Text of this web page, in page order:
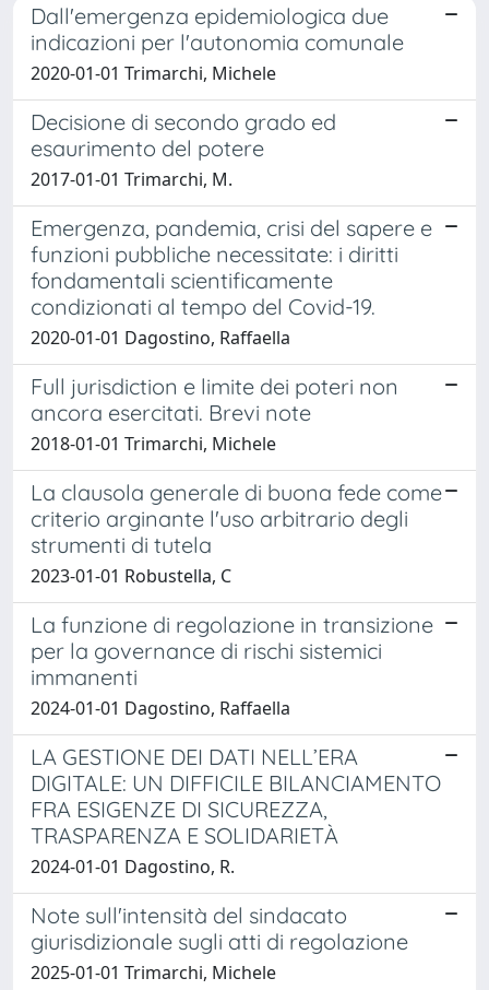
Dall'emergenza epidemiologica due
indicazioni per l'autonomia comunale
2020-01-01 Trimarchi, Michele
Decisione di secondo grado ed
esaurimento del potere
2017-01-01 Trimarchi, M.
Emergenza, pandemia, crisi del sapere e
funzioni pubbliche necessitate: i diritti
fondamentali scientificamente
condizionati al tempo del Covid-19.
2020-01-01 Dagostino, Raffaella
Full jurisdiction e limite dei poteri non
ancora esercitati. Brevi note
2018-01-01 Trimarchi, Michele
La clausola generale di buona fede come
criterio arginante l'uso arbitrario degli
strumenti di tutela
2023-01-01 Robustella, C
La funzione di regolazione in transizione
per la governance di rischi sistemici
immanenti
2024-01-01 Dagostino, Raffaella
LA GESTIONE DEI DATI NELL’ERA
DIGITALE: UN DIFFICILE BILANCIAMENTO
FRA ESIGENZE DI SICUREZZA,
TRASPARENZA E SOLIDARIETÀ
2024-01-01 Dagostino, R.
Note sull'intensità del sindacato
giurisdizionale sugli atti di regolazione
2025-01-01 Trimarchi, Michele